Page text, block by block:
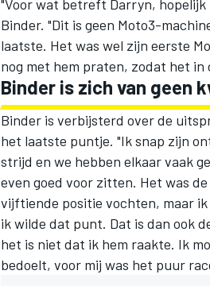
"Voor wat betreft Darryn, hopelijk
Binder. "Dit is geen Moto3-
laatste. Het was wel zijn eerste
nog met hem praten, zodat het
Binder is zich van geen
Binder is verbijsterd over de
het laatste puntje. "Ik snap zijn
strijd en we hebben elkaar vaak
even goed voor zitten. Het was
vijftiende positie vochten, maar
ik wilde dat punt. Dat is dan ook
het is niet dat ik hem raakte. Ik
bedoelt, voor mij was het puur